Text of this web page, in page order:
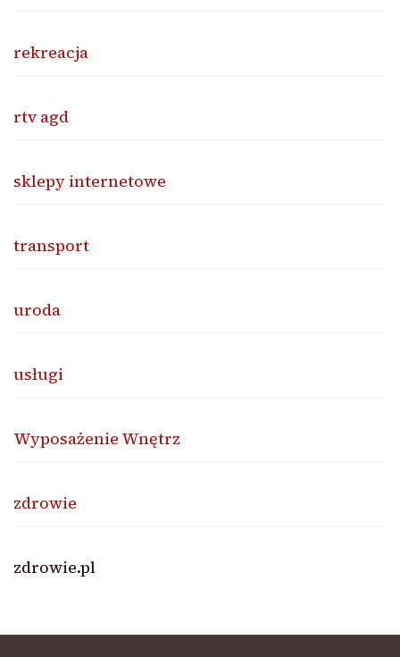
rekreacja
rtv agd
sklepy internetowe
transport
uroda
usługi
Wyposażenie Wnętrz
zdrowie
zdrowie.pl